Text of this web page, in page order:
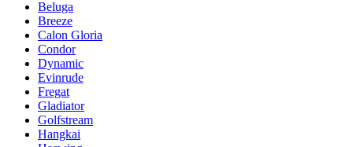
Beluga
Breeze
Calon Gloria
Condor
Dynamic
Evinrude
Fregat
Gladiator
Golfstream
Hangkai